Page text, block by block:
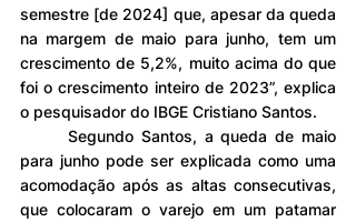
semestre [de 2024] que, apesar da queda
na margem de maio para junho, tem um
crescimento de 5,2%, muito acima do que
foi o crescimento inteiro de 2023”, explica
o pesquisador do IBGE Cristiano Santos.
para junho pode ser explicada como uma
acomodação após as altas consecutivas,
que colocaram o varejo em um patamar